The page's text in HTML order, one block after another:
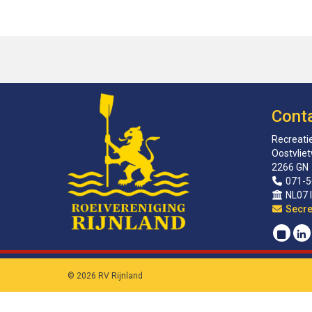
2266 GN
071-
NL07
© 2026 RV Rijnland